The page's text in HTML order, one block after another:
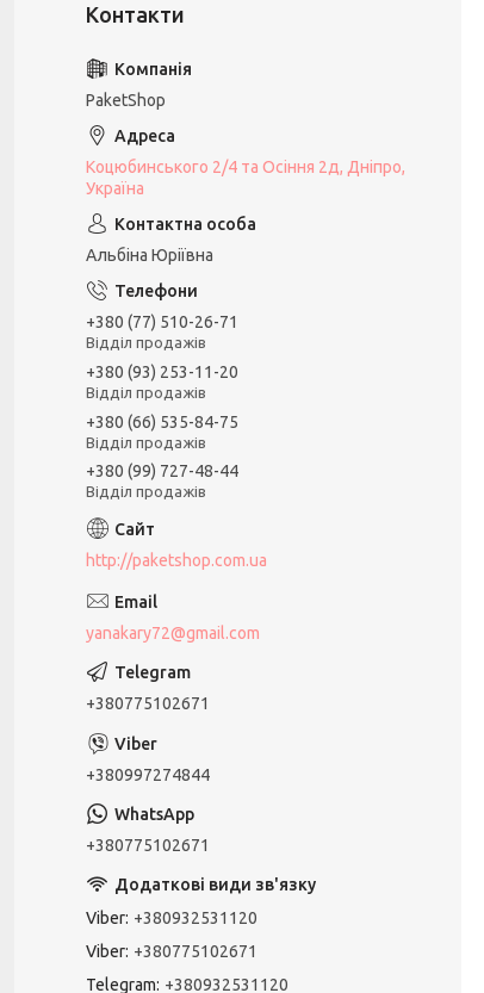
PaketShop
Коцюбинського 2/4 та Осіння 2д, Дніпро,
Україна
Альбіна Юріївна
+380 (77) 510-26-71
Відділ продажів
+380 (93) 253-11-20
Відділ продажів
+380 (66) 535-84-75
Відділ продажів
+380 (99) 727-48-44
Відділ продажів
http://paketshop.com.ua
yanakary72@gmail.com
+380775102671
+380997274844
+380775102671
Viber +380932531120
Viber +380775102671
Telegram +380932531120